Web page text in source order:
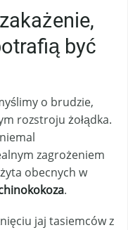
być
o brudzie,
rozstroju żołądka.
zagrożeniem
obecnych w
.
jaj tasiemców z